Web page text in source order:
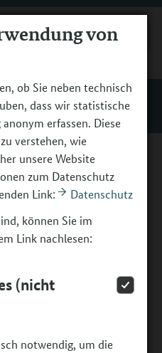
von
ob Sie neben technisch
dass wir statistische
erfassen. Diese
verstehen, wie
unsere Website
zum Datenschutz
Link:
Datenschutz
können Sie im
Link nachlesen:
(nicht
notwendig, um die
MENÜ
stark.
- Gemeinsam
2025)
für Bildung -
(BMBFSFJ, Stand:
ist barrierefrei⁄barrierearm)